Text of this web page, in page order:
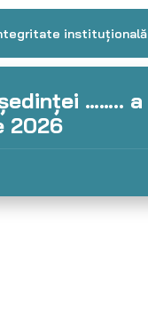
instituțională
…….. a
2026